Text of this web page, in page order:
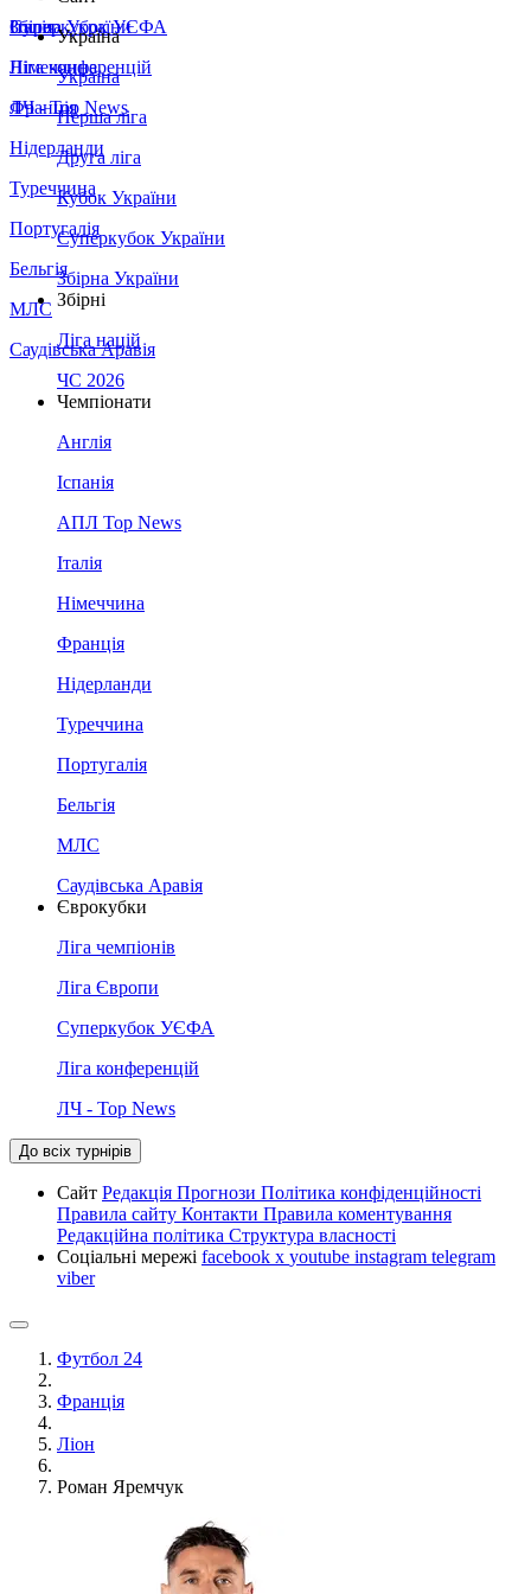
Збірна України
Італія
Німеччина
Франція
Нідерланди
Туреччина
Португалія
Бельгія
МЛС
Саудівська Аравія
Суперкубок УЄФА
Ліга конференцій
ЛЧ - Top News
Україна
Україна
Перша ліга
Друга ліга
Кубок України
Суперкубок України
Збірна України
Збірні
Ліга націй
ЧС 2026
Чемпіонати
Англія
Іспанія
АПЛ Top News
Італія
Німеччина
Франція
Нідерланди
Туреччина
Португалія
Бельгія
МЛС
Саудівська Аравія
Єврокубки
Ліга чемпіонів
Ліга Європи
Суперкубок УЄФА
Ліга конференцій
ЛЧ - Top News
До всіх турнірів
Сайт Редакція Прогнози Політика конфіденційності
Правила сайту Контакти Правила коментування
Редакційна політика Структура власності
Соціальні мережі facebook x youtube instagram telegram
viber
Футбол 24
Франція
Ліон
Роман Яремчук